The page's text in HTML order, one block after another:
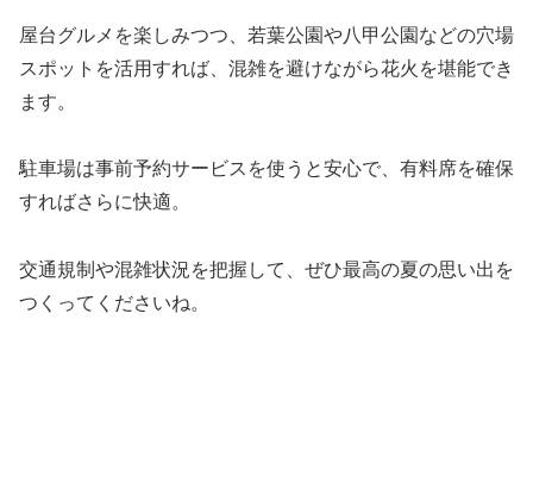
屋台グルメを楽しみつつ、若葉公園や八甲公園などの穴場
スポットを活用すれば、混雑を避けながら花火を堪能でき
ます。
駐車場は事前予約サービスを使うと安心で、有料席を確保
すればさらに快適。
交通規制や混雑状況を把握して、ぜひ最高の夏の思い出を
つくってくださいね。